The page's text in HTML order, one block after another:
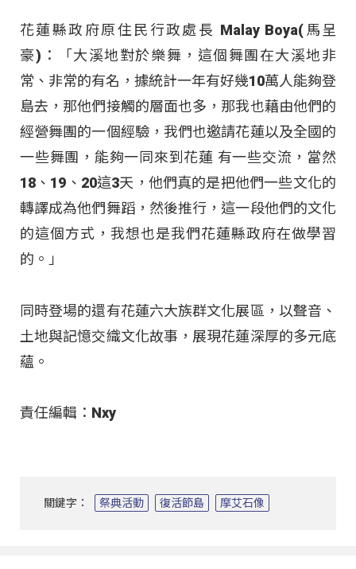
花蓮縣政府原住民行政處長 Malay Boya(馬呈
豪)：「大溪地對於樂舞，這個舞團在大溪地非
常、非常的有名，據統計一年有好幾10萬人能夠登
島去，那他們接觸的層面也多，那我也藉由他們的
經營舞團的一個經驗，我們也邀請花蓮以及全國的
一些舞團，能夠一同來到花蓮 有一些交流，當然
18、19、20這3天，他們真的是把他們一些文化的
轉譯成為他們舞蹈，然後推行，這一段他們的文化
的這個方式，我想也是我們花蓮縣政府在做學習
的。」
同時登場的還有花蓮六大族群文化展區，以聲音、
土地與記憶交織文化故事，展現花蓮深厚的多元底
蘊。
責任編輯：Nxy
關鍵字： 祭典活動 復活節島 摩艾石像